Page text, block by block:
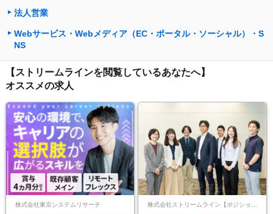
法人営業
Webサービス・Webメディア（EC・ポータル・ソーシャル）・S
NS
【ストリームラインを閲覧しているあなたへ】
オススメの求人
株式会社東京システムリサーチ 株式会社ストリームライン【ポジションマッチ登録】